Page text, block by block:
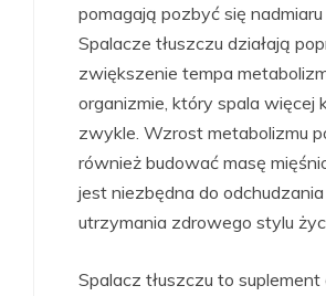
pomagają pozbyć się nadmiaru
Spalacze tłuszczu działają
zwiększenie tempa
organizmie, który spala więcej
zwykle. Wzrost metabolizmu
również budować masę
jest niezbędna do odchudzania
utrzymania zdrowego stylu
Spalacz tłuszczu to